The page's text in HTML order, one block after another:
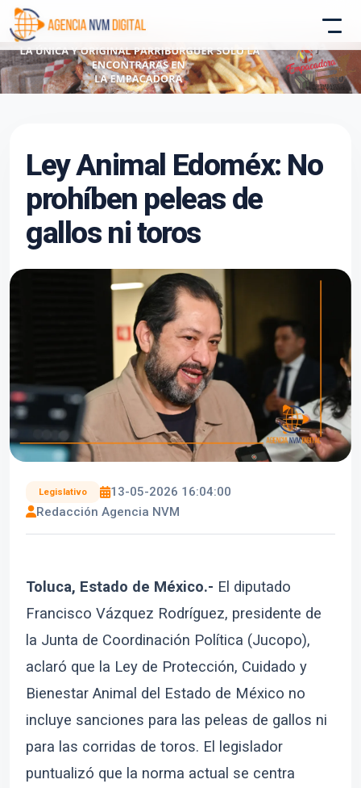
Ley Animal Edoméx: No
prohíben peleas de
gallos ni toros
Legislativo
13-05-2026 16:04:00
Redacción Agencia NVM
Toluca, Estado de México.- El diputado
Francisco Vázquez Rodríguez, presidente de
la Junta de Coordinación Política (Jucopo),
aclaró que la Ley de Protección, Cuidado y
Bienestar Animal del Estado de México no
incluye sanciones para las peleas de gallos ni
para las corridas de toros. El legislador
puntualizó que la norma actual se centra
Asistente conectado